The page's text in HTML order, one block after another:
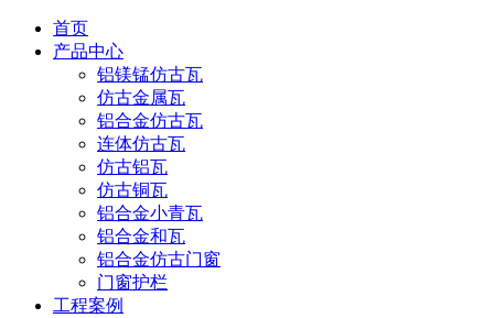
首页
产品中心
铝镁锰仿古瓦
仿古金属瓦
铝合金仿古瓦
连体仿古瓦
仿古铝瓦
仿古铜瓦
铝合金小青瓦
铝合金和瓦
铝合金仿古门窗
门窗护栏
工程案例